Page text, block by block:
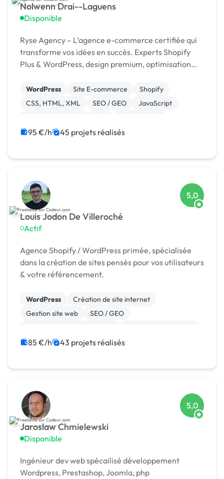
Nolwenn Drai--Laguens
Disponible
Ryse Agency – L’agence e-commerce certifiée qui
transforme vos idées en succès. Experts Shopify
Plus & WordPress, design premium, optimisation
WordPress Site E-commerce
Shopify
CSS, HTML, XML
SEO / GEO
JavaScript
95 €/h 45 projets réalisés
Louis Jodon De Villeroché
Actif
5,0
Agence Shopify / WordPress primée, spécialisée
dans la création de sites pensés pour vos utilisateurs
& votre référencement.
WordPress
Création de site internet
Gestion site web
SEO / GEO
Référencement, liens
Site E-commerce
85 €/h 43 projets réalisés
Jaroslaw Chmielewski
Disponible
5,0
Ingénieur dev web spécailisé développement
Wordpress, Prestashop, Joomla, php